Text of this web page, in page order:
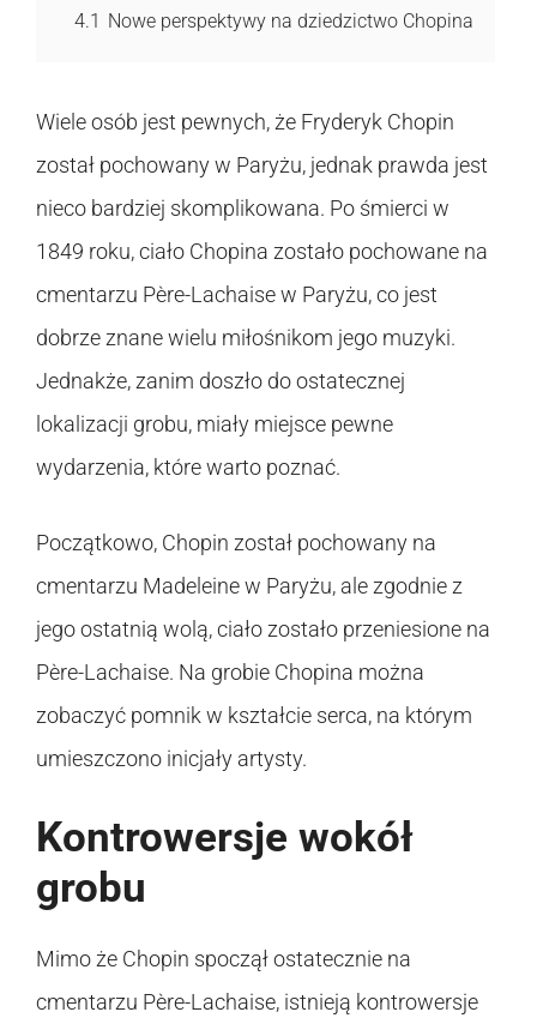
4.1 Nowe perspektywy na dziedzictwo Chopina
Wiele osób jest pewnych, że Fryderyk Chopin
został pochowany w Paryżu, jednak prawda jest
nieco bardziej skomplikowana. Po śmierci w
1849 roku, ciało Chopina zostało pochowane na
cmentarzu Père-Lachaise w Paryżu, co jest
dobrze znane wielu miłośnikom jego muzyki.
Jednakże, zanim doszło do ostatecznej
lokalizacji grobu, miały miejsce pewne
wydarzenia, które warto poznać.
Początkowo, Chopin został pochowany na
cmentarzu Madeleine w Paryżu, ale zgodnie z
jego ostatnią wolą, ciało zostało przeniesione na
Père-Lachaise. Na grobie Chopina można
zobaczyć pomnik w kształcie serca, na którym
umieszczono inicjały artysty.
Kontrowersje wokół
grobu
Mimo że Chopin spoczął ostatecznie na
cmentarzu Père-Lachaise, istnieją kontrowersje